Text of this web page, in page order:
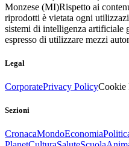
Monzese (MI)Rispetto ai
riprodotti è vietata ogni
sistemi di intelligenza artificiale
espresso di utilizzare mezzi
Legal
CorporatePrivacy PolicyCookie
Sezioni
CronacaMondoEconomia